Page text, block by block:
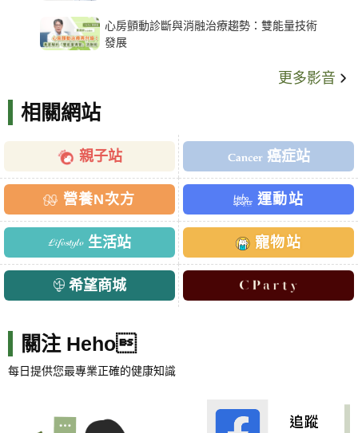
心房顫動診斷與消融治療趨勢：雙能量技術
發展
更多影音
相關網站
親子站 癌症站
營養N次方 運動站
生活站 寵物站
希望商城
關注 Heho
每日提供您最專業正確的健康知識